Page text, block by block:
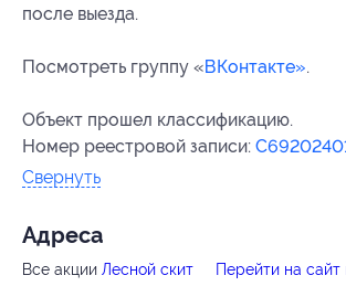
после выезда.
Посмотреть группу «ВКонтакте».
Объект прошел классификацию.
Номер реестровой записи:
Свернуть
Адресa
Все акции Лесной скит Перейти на сайт